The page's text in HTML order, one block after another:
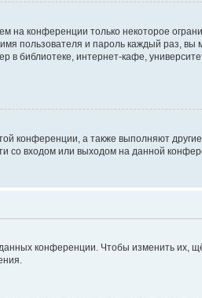
на конференции только некоторое
пользователя и пароль каждый раз,
библиотеке, интернет-кафе,
конференции, а также выполняют
со входом или выходом на данной
конференции. Чтобы изменить их,